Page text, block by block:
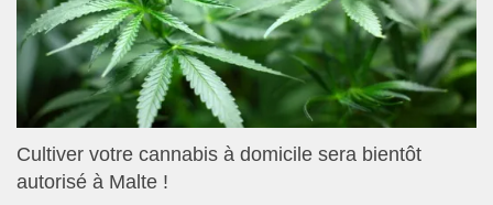
Cultiver votre cannabis à domicile sera bientôt
autorisé à Malte !